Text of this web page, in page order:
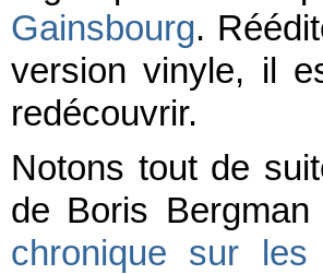
Gainsbourg.
version vinyle, il
redécouvrir.
Notons tout de
de Boris
chronique sur